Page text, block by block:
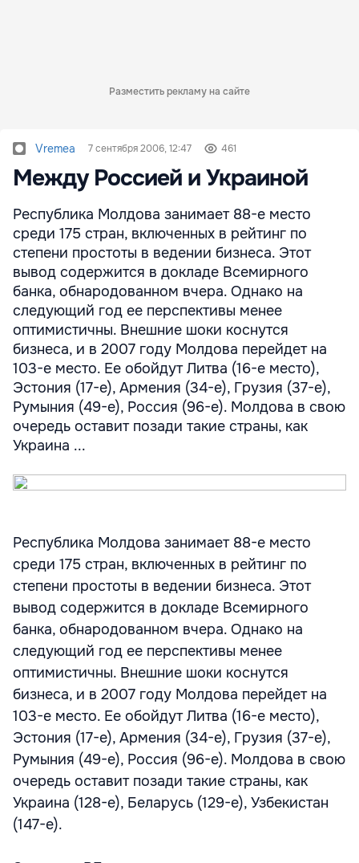
Разместить рекламу на сайте
Vremea 7 сентября 2006, 12:47 461
Между Россией и Украиной
Республика Молдова занимает 88-е место
среди 175 стран, включенных в рейтинг по
степени простоты в ведении бизнеса. Этот
вывод содержится в докладе Всемирного
банка, обнародованном вчера. Однако на
следующий год ее перспективы менее
оптимистичны. Внешние шоки коснутся
бизнеса, и в 2007 году Молдова перейдет на
103-е место. Ее обойдут Литва (16-е место),
Эстония (17-е), Армения (34-е), Грузия (37-е),
Румыния (49-е), Россия (96-е). Молдова в свою
очередь оставит позади такие страны, как
Украина ...
Республика Молдова занимает 88-е место
среди 175 стран, включенных в рейтинг по
степени простоты в ведении бизнеса. Этот
вывод содержится в докладе Всемирного
банка, обнародованном вчера. Однако на
следующий год ее перспективы менее
оптимистичны. Внешние шоки коснутся
бизнеса, и в 2007 году Молдова перейдет на
103-е место. Ее обойдут Литва (16-е место),
Эстония (17-е), Армения (34-е), Грузия (37-е),
Румыния (49-е), Россия (96-е). Молдова в свою
очередь оставит позади такие страны, как
Украина (128-е), Беларусь (129-е), Узбекистан
(147-е).